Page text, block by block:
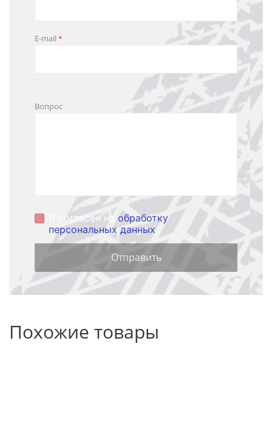
E-mail *
Вопрос
Я согласен на обработку
персональных данных
Похожие товары